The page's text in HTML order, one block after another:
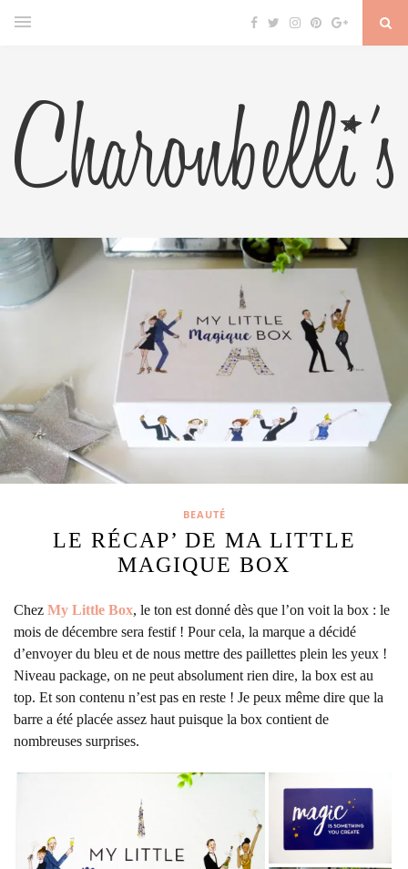
BEAUTÉ
LE RÉCAP’ DE MA LITTLE
MAGIQUE BOX
Chez My Little Box, le ton est donné dès que l’on voit la box : le
mois de décembre sera festif ! Pour cela, la marque a décidé
d’envoyer du bleu et de nous mettre des paillettes plein les yeux !
Niveau package, on ne peut absolument rien dire, la box est au
top. Et son contenu n’est pas en reste ! Je peux même dire que la
barre a été placée assez haut puisque la box contient de
nombreuses surprises.